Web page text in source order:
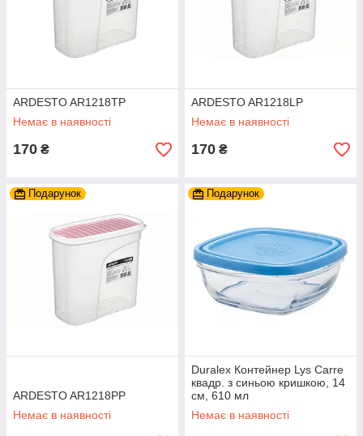
ARDESTO AR1218TP
Немає в наявності
170 ₴
ARDESTO AR1218LP
Немає в наявності
170 ₴
Подарунок
ARDESTO AR1218PP
Немає в наявності
Подарунок
Duralex Контейнер Lys Carre
квадр. з синьою кришкою, 14
см, 610 мл
Немає в наявності